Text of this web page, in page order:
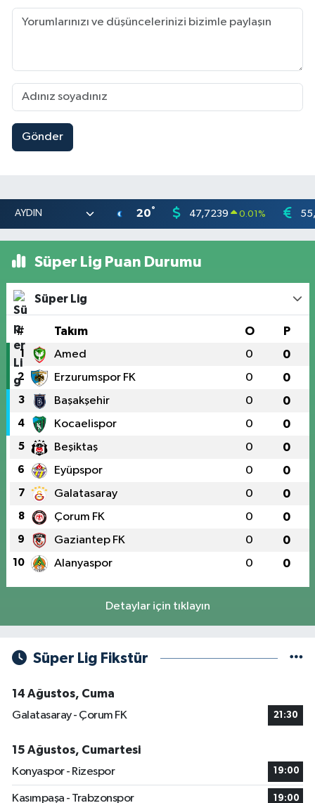
Gönder
20° 47,7239 0.01 %
Süper Lig Puan Durumu
Süper Lig
# Takım O P
1 Amed 0 0
2 Erzurumspor FK 0 0
3 Başakşehir 0 0
4 Kocaelispor 0 0
5 Beşiktaş 0 0
6 Eyüpspor 0 0
7 Galatasaray 0 0
8 Çorum FK 0 0
9 Gaziantep FK 0 0
10 Alanyaspor 0 0
Detaylar için tıklayın
Süper Lig Fikstür
14 Ağustos, Cuma
Galatasaray - Çorum FK
21:30
15 Ağustos, Cumartesi
Konyaspor - Rizespor
19:00
Kasımpaşa - Trabzonspor 19:00